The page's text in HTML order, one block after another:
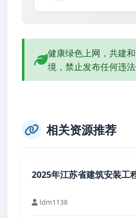
健康绿色上网，共建
境，禁止发布任何违
相关资源推荐
2025年江苏省建筑安装工
ldm1138